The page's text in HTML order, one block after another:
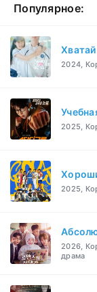
Популярное:
2024,
2025,
2025,
2026,
драма